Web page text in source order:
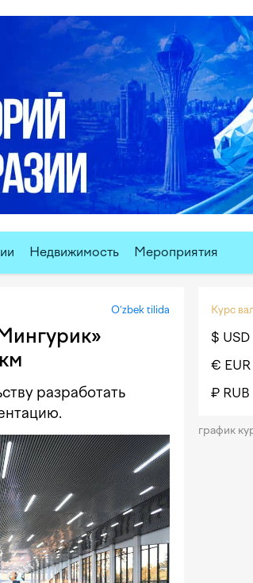
Недвижимость Мероприятия
O‘zbek tilida
разработать
Курс
$ USD
€ EUR
₽ RUB
график